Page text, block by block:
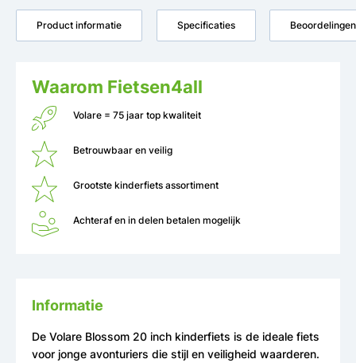
Product informatie Specificaties Beoordelingen
Waarom Fietsen4all
Volare = 75 jaar top kwaliteit
Betrouwbaar en veilig
Grootste kinderfiets assortiment
Achteraf en in delen betalen mogelijk
Informatie
De Volare Blossom 20 inch kinderfiets is de ideale fiets
voor jonge avonturiers die stijl en veiligheid waarderen.